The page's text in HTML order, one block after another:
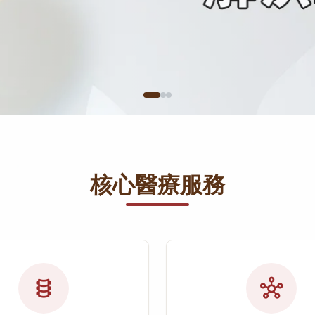
核心醫療服務
orthopedics hub